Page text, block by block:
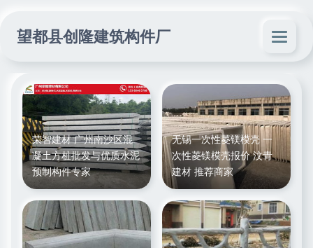
望都县创隆建筑构件厂
荣智建材 广州南沙区混
凝土方桩批发与优质水泥
预制构件专家
无锡一次性菱镁模壳 一
次性菱镁模壳报价 汶青
建材 推荐商家